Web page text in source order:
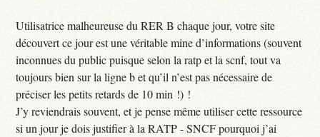
Utilisatrice malheureuse du RER B chaque jour, votre site
découvert ce jour est une véritable mine d’informations (souvent
inconnues du public puisque selon la ratp et la scnf, tout va
toujours bien sur la ligne b et qu’il n’est pas nécessaire de
préciser les petits retards de 10 min !) !
J’y reviendrais souvent, et je pense même utiliser cette ressource
si un jour je dois justifier à la RATP - SNCF pourquoi j’ai